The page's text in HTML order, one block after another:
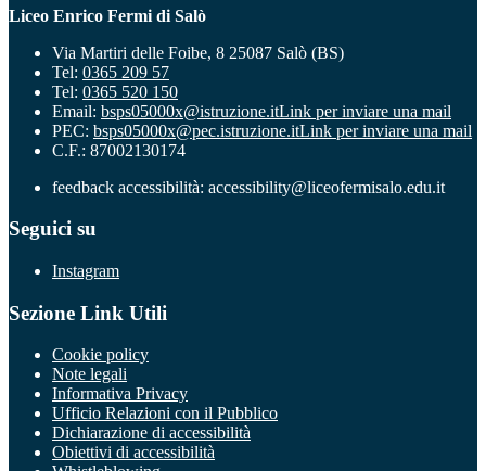
Liceo Enrico Fermi di Salò
Via Martiri delle Foibe, 8 25087 Salò (BS)
Tel: 0365 209 57
Tel: 0365 520 150
Email: bsps05000x@istruzione.itLink per inviare una mail
PEC: bsps05000x@pec.istruzione.itLink per inviare una mail
C.F.: 87002130174
feedback accessibilità: accessibility@liceofermisalo.edu.it
Seguici su
Instagram
Sezione Link Utili
Cookie policy
Note legali
Informativa Privacy
Ufficio Relazioni con il Pubblico
Dichiarazione di accessibilità
Obiettivi di accessibilità